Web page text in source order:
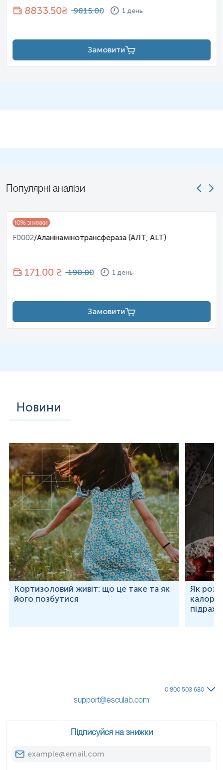
Лілія С
Уже давно ходжу в цю лабораторію і привела
сюди всю сім'ю. Аналізи завжди беруть легко і
2024-03-27
В лабараторії Ескулаб забезпечена прозорість,
оперативність і комфорт. Тут ніколи немає
втомлюючих черг, і я можу швидко здати
8833.50₴ 9815.00 1 день
Замовити
Популярні аналізи
10% знижки
F0002/Аланінамінотрансфераза (АЛТ, ALT)
171.00 ₴ 190.00 1 день
Замовити
Новини
Кортизоловий живіт: що це таке та як
його позбутися
Як
0 800 503 680
support@esculab.com
Підписуйся на знижки